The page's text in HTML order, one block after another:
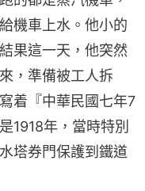
機車上水。他小的
果這一天，他突然
，準備被工人拆
着『中華民國七年7
1918年，當時特別
塔券門保護到鐵道